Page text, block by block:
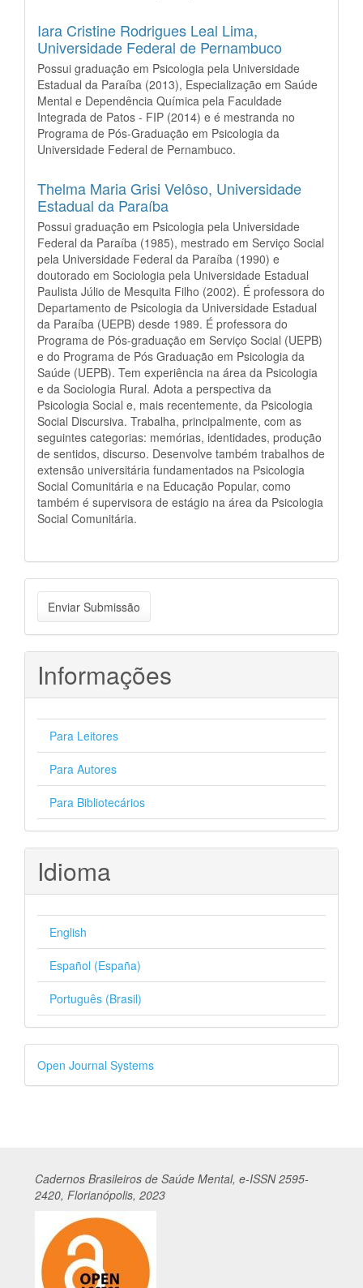
Iara Cristine Rodrigues Leal Lima,
Universidade Federal de Pernambuco
Possui graduação em Psicologia pela Universidade
Estadual da Paraíba (2013), Especialização em Saúde
Mental e Dependência Química pela Faculdade
Integrada de Patos - FIP (2014) e é mestranda no
Programa de Pós-Graduação em Psicologia da
Universidade Federal de Pernambuco.
Thelma Maria Grisi Velôso, Universidade
Estadual da Paraíba
Possui graduação em Psicologia pela Universidade
Federal da Paraíba (1985), mestrado em Serviço Social
pela Universidade Federal da Paraíba (1990) e
doutorado em Sociologia pela Universidade Estadual
Paulista Júlio de Mesquita Filho (2002). É professora do
Departamento de Psicologia da Universidade Estadual
da Paraíba (UEPB) desde 1989. É professora do
Programa de Pós-graduação em Serviço Social (UEPB)
e do Programa de Pós Graduação em Psicologia da
Saúde (UEPB). Tem experiência na área da Psicologia
e da Sociologia Rural. Adota a perspectiva da
Psicologia Social e, mais recentemente, da Psicologia
Social Discursiva. Trabalha, principalmente, com as
seguintes categorias: memórias, identidades, produção
de sentidos, discurso. Desenvolve também trabalhos de
extensão universitária fundamentados na Psicologia
Social Comunitária e na Educação Popular, como
também é supervisora de estágio na área da Psicologia
Social Comunitária.
Enviar
Submissão
Enviar Submissão
Informações
Para Leitores
Para Autores
Para Bibliotecários
Idioma
English
Español (España)
Português (Brasil)
Desenvolvido
por
Open Journal Systems
Cadernos Brasileiros de Saúde Mental, e-ISSN 2595-
2420, Florianópolis, 2023